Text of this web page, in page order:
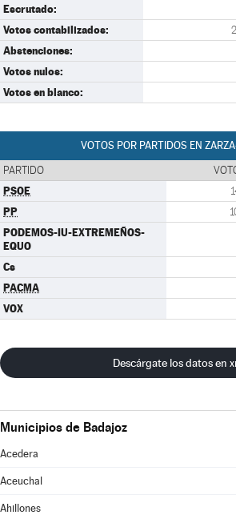
Escrutado:
Votos contabilizados:
Abstenciones:
Votos nulos:
Votos en blanco:
VOTOS POR PARTIDOS EN
PARTIDO
PSOE
PP
PODEMOS-IU-EXTREMEÑOS-
EQUO
Cs
PACMA
VOX
Descárgate los datos en
Municipios de Badajoz
Acedera
Aceuchal
Ahillones